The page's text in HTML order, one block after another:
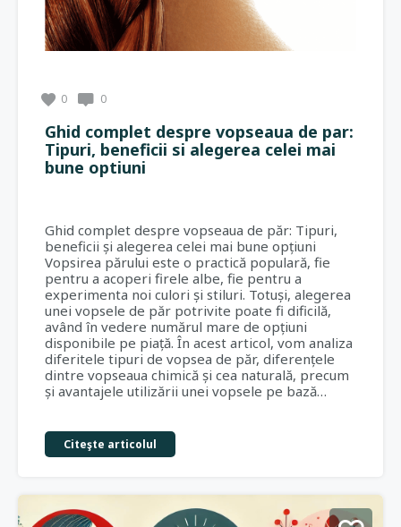
0 0
Ghid complet despre vopseaua de par:
Tipuri, beneficii si alegerea celei mai
bune optiuni
Ghid complet despre vopseaua de păr: Tipuri,
beneficii și alegerea celei mai bune opțiuni
Vopsirea părului este o practică populară, fie
pentru a acoperi firele albe, fie pentru a
experimenta noi culori și stiluri. Totuși, alegerea
unei vopsele de păr potrivite poate fi dificilă,
având în vedere numărul mare de opțiuni
disponibile pe piață. În acest articol, vom analiza
diferitele tipuri de vopsea de păr, diferențele
dintre vopseaua chimică și cea naturală, precum
și avantajele utilizării unei vopsele pe bază…
Citeşte articolul